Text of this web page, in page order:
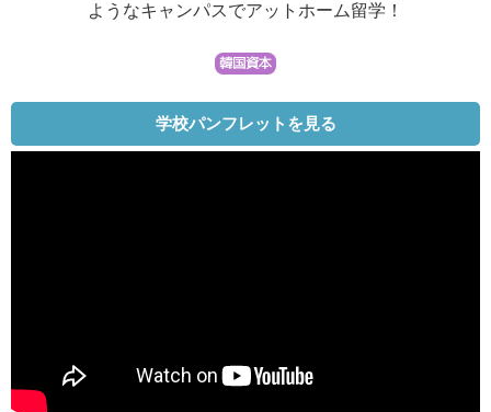
ようなキャンパスでアットホーム留学！
学校パンフレットを見る